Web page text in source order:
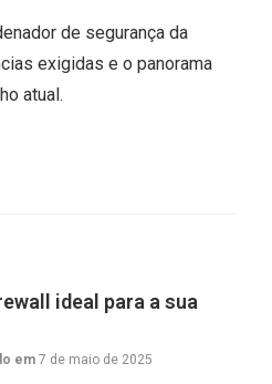
de segurança da
exigidas e o panorama
atual.
ideal para a sua
em 7 de maio de 2025